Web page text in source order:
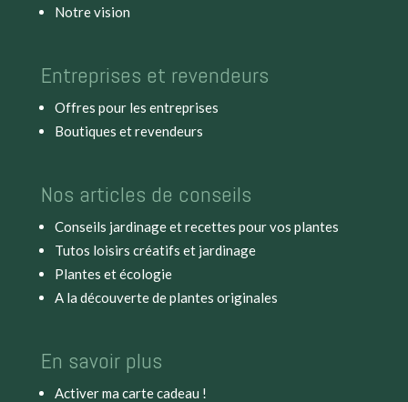
Notre vision
Entreprises et revendeurs
Offres pour les entreprises
Boutiques et revendeurs
Nos articles de conseils
Conseils jardinage et recettes pour vos plantes
Tutos loisirs créatifs et jardinage
Plantes et écologie
A la découverte de plantes originales
En savoir plus
Activer ma carte cadeau !